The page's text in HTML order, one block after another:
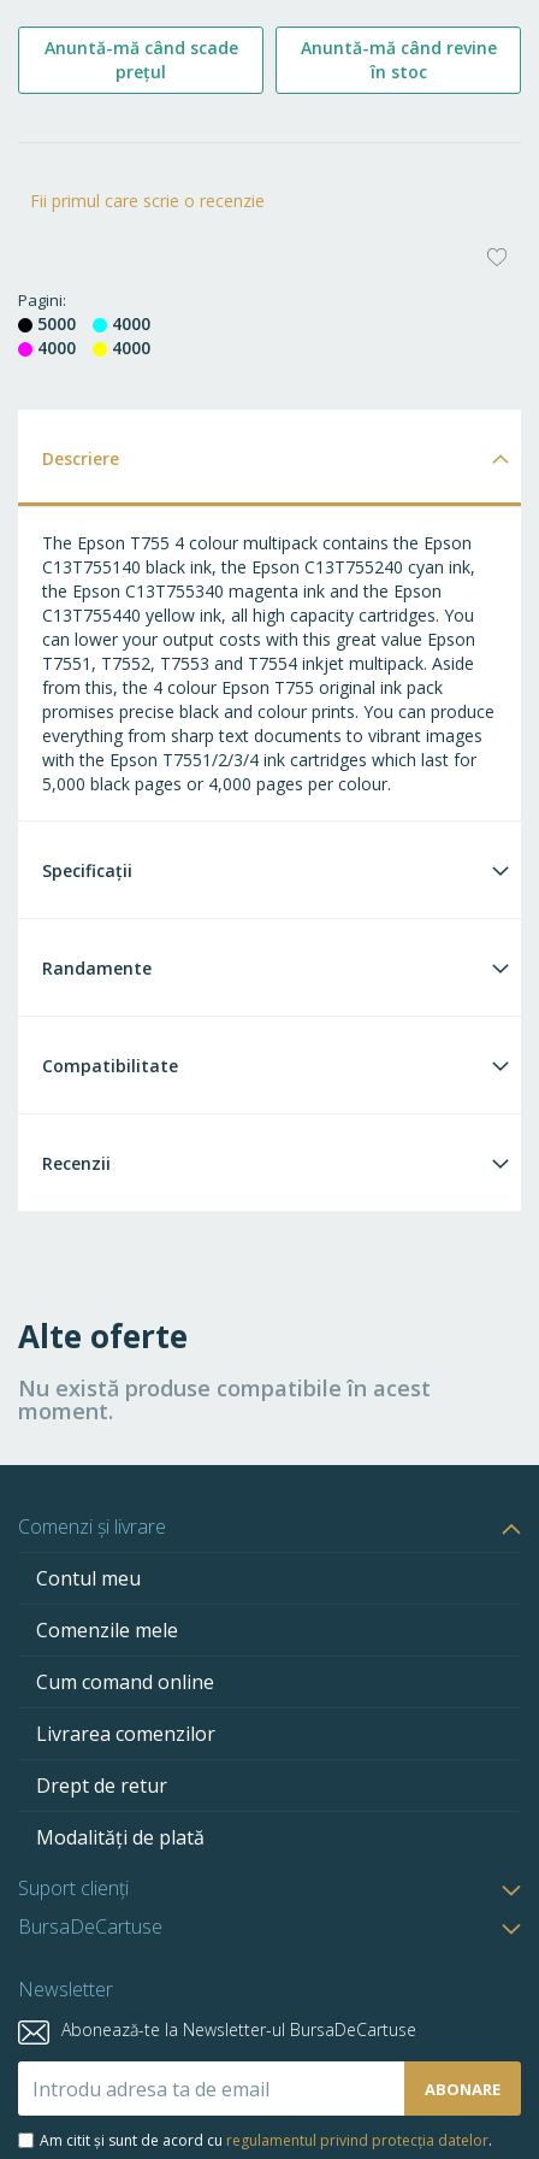
Fii primul care scrie o recenzie
Pagini
5000
4000
4000
4000
Anuntă-mă când scade
prețul
Anuntă-mă când revine
în stoc
Descriere
The Epson T755 4 colour multipack contains the Epson
C13T755140 black ink, the Epson C13T755240 cyan ink,
the Epson C13T755340 magenta ink and the Epson
C13T755440 yellow ink, all high capacity cartridges. You
can lower your output costs with this great value Epson
T7551, T7552, T7553 and T7554 inkjet multipack. Aside
from this, the 4 colour Epson T755 original ink pack
promises precise black and colour prints. You can produce
everything from sharp text documents to vibrant images
with the Epson T7551/2/3/4 ink cartridges which last for
5,000 black pages or 4,000 pages per colour.
Specificații
Randamente
Compatibilitate
Recenzii
Alte oferte
Nu există produse compatibile în acest
moment.
Comenzi și livrare
Contul meu
Comenzile mele
Cum comand online
Livrarea comenzilor
Drept de retur
Modalități de plată
Suport clienți
BursaDeCartuse
Newsletter
Abonează-te la Newsletter-ul BursaDeCartuse
la
newsletter-
ABONARE
Am citit și sunt de acord cu regulamentul privind protecția datelor.